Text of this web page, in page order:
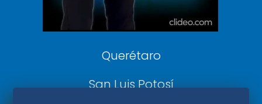
Consultas
Querétaro
San Luis Potosí